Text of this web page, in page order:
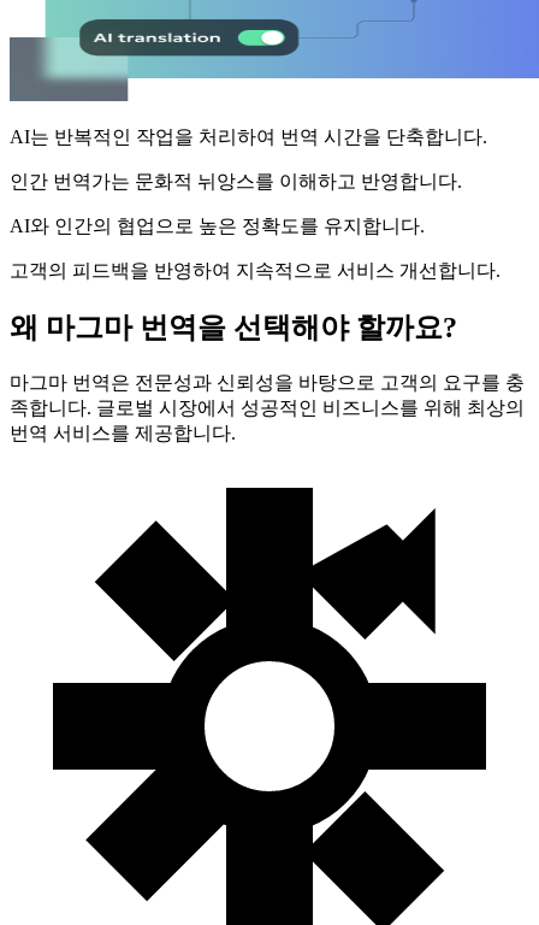
AI는 반복적인 작업을 처리하여 번역 시간을 단축합니다.
인간 번역가는 문화적 뉘앙스를 이해하고 반영합니다.
AI와 인간의 협업으로 높은 정확도를 유지합니다.
고객의 피드백을 반영하여 지속적으로 서비스 개선합니다.
왜 마그마 번역을 선택해야 할까요?
마그마 번역은 전문성과 신뢰성을 바탕으로 고객의 요구를 충
족합니다. 글로벌 시장에서 성공적인 비즈니스를 위해 최상의
번역 서비스를 제공합니다.